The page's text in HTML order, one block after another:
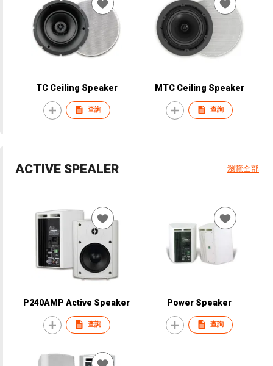
TC Ceiling Speaker
查詢
MTC Ceiling Speaker
查詢
ACTIVE SPEALER 瀏覽全部
P240AMP Active Speaker
查詢
Power Speaker
查詢